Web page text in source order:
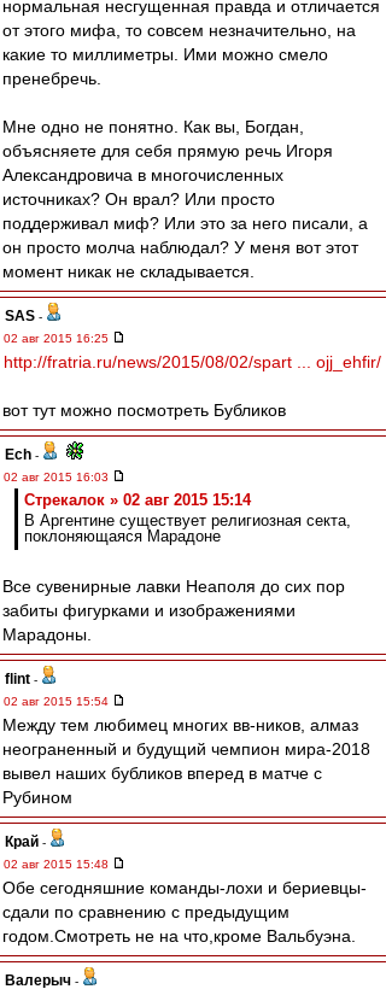
нормальная несгущенная правда и отличается
от этого мифа, то совсем незначительно, на
какие то миллиметры. Ими можно смело
пренебречь.
Мне одно не понятно. Как вы, Богдан,
объясняете для себя прямую речь Игоря
Александровича в многочисленных
источниках? Он врал? Или просто
поддерживал миф? Или это за него писали, а
он просто молча наблюдал? У меня вот этот
момент никак не складывается.
SAS -
02 авг 2015 16:25
http://fratria.ru/news/2015/08/02/spart ... ojj_ehfir/
вот тут можно посмотреть Бубликов
Ech -
02 авг 2015 16:03
Стрекалок » 02 авг 2015 15:14
В Аргентине существует религиозная секта,
поклоняющаяся Марадоне
Все сувенирные лавки Неаполя до сих пор
забиты фигурками и изображениями
Марадоны.
flint -
02 авг 2015 15:54
Между тем любимец многих вв-ников, алмаз
неограненный и будущий чемпион мира-2018
вывел наших бубликов вперед в матче с
Рубином
Край -
02 авг 2015 15:48
Обе сегодняшние команды-лохи и бериевцы-
сдали по сравнению с предыдущим
годом.Смотреть не на что,кроме Вальбуэна.
Валерыч -